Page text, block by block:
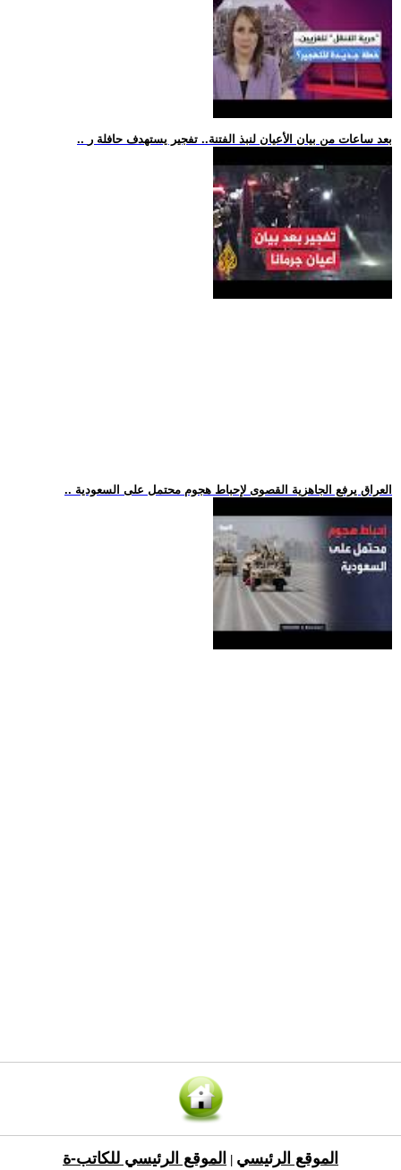
.. بعد ساعات من بيان الأعيان لنبذ الفتنة.. تفجير يستهدف حافلة ر
.. العراق يرفع الجاهزية القصوى لإحباط هجوم محتمل على السعودية
الموقع الرئيسي الموقع الرئيسي للكاتب-ة